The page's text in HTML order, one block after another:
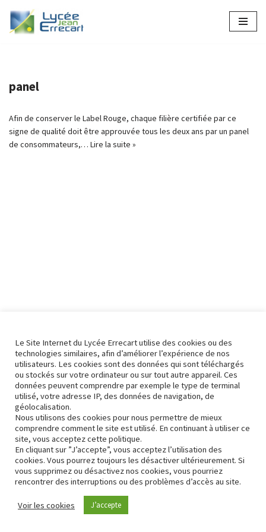
Aller
panel
Afin de conserver le Label Rouge, chaque filière certifiée par ce
signe de qualité doit être approuvée tous les deux ans par un panel
de consommateurs,… Lire la suite »
Conformité RGPD
Le Site Internet du Lycée Errecart utilise des cookies ou des
technologies similaires, afin d’améliorer l’expérience de nos
utilisateurs. Les cookies sont des données qui sont téléchargés
ou stockés sur votre ordinateur ou sur tout autre appareil. Ces
données peuvent comprendre par exemple le type de terminal
utilisé, votre adresse IP, des données de navigation, de
géolocalisation.
Nous utilisons des cookies pour nous permettre de mieux
comprendre comment le site est utilisé. En continuant à utiliser ce
site, vous acceptez cette politique.
En cliquant sur ”J’accepte”, vous acceptez l’utilisation des
cookies. Vous pourrez toujours les désactiver ultérieurement. Si
vous supprimez ou désactivez nos cookies, vous pourriez
rencontrer des interruptions ou des problèmes d’accès au site.
Voir les cookies J’accepte